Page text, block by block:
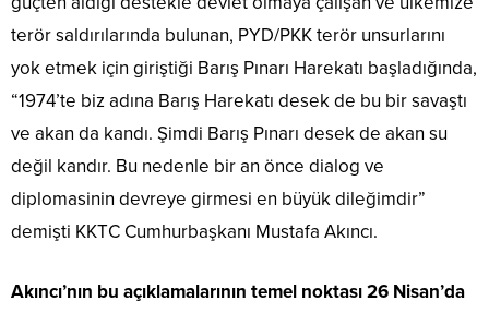
terör saldırılarında bulunan, PYD/PKK terör unsurlarını
yok etmek için giriştiği Barış Pınarı Harekatı başladığında,
“1974’te biz adına Barış Harekatı desek de bu bir savaştı
ve akan da kandı. Şimdi Barış Pınarı desek de akan su
değil kandır. Bu nedenle bir an önce dialog ve
diplomasinin devreye girmesi en büyük dileğimdir”
demişti KKTC Cumhurbaşkanı Mustafa Akıncı.
Akıncı’nın bu açıklamalarının temel noktası 26 Nisan’da